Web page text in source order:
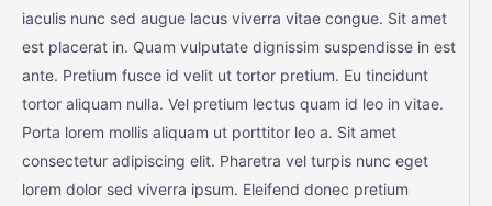
iaculis nunc sed augue lacus viverra vitae congue. Sit amet
est placerat in. Quam vulputate dignissim suspendisse in est
ante. Pretium fusce id velit ut tortor pretium. Eu tincidunt
tortor aliquam nulla. Vel pretium lectus quam id leo in vitae.
Porta lorem mollis aliquam ut porttitor leo a. Sit amet
consectetur adipiscing elit. Pharetra vel turpis nunc eget
lorem dolor sed viverra ipsum. Eleifend donec pretium